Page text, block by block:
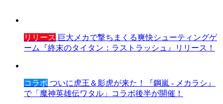
リリース 巨大メカで撃ちまくる爽快シューティングゲ
ーム『終末のタイタン：ラストラッシュ』リリース！
コラボ ついに虎王＆影虎が来た！『鋼嵐 - メカラシ』
で「魔神英雄伝ワタル」コラボ後半が開催！